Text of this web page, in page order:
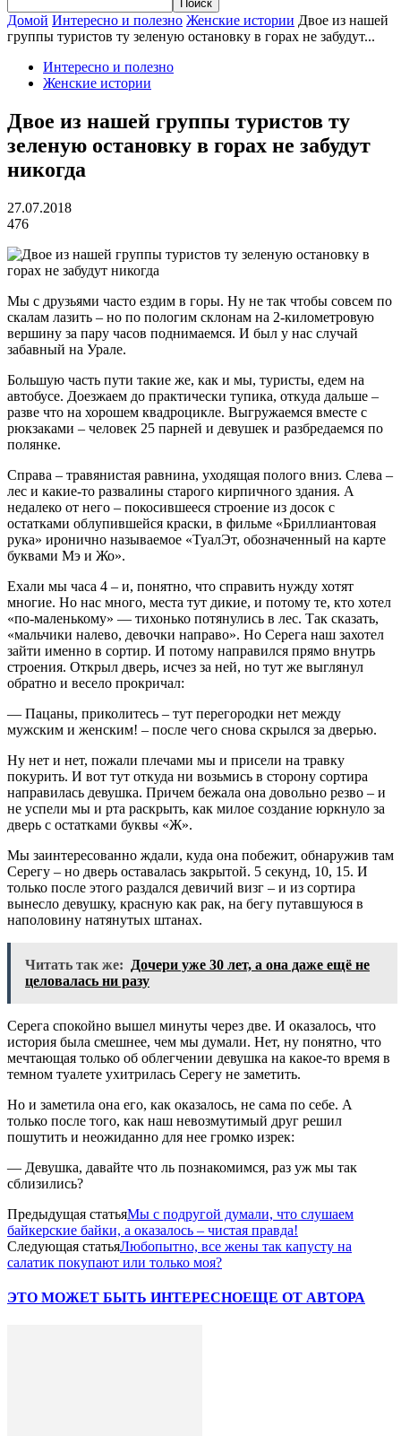
Домой Интересно и полезно Женские истории Двое из нашей
группы туристов ту зеленую остановку в горах не забудут...
Интересно и полезно
Женские истории
Двое из нашей группы туристов ту
зеленую остановку в горах не забудут
никогда
27.07.2018
476
Мы с друзьями часто ездим в горы. Ну не так чтобы совсем по
скалам лазить – но по пологим склонам на 2-километровую
вершину за пару часов поднимаемся. И был у нас случай
забавный на Урале.
Большую часть пути такие же, как и мы, туристы, едем на
автобусе. Доезжаем до практически тупика, откуда дальше –
разве что на хорошем квадроцикле. Выгружаемся вместе с
рюкзаками – человек 25 парней и девушек и разбредаемся по
полянке.
Справа – травянистая равнина, уходящая полого вниз. Слева –
лес и какие-то развалины старого кирпичного здания. А
недалеко от него – покосившееся строение из досок с
остатками облупившейся краски, в фильме «Бриллиантовая
рука» иронично называемое «ТуалЭт, обозначенный на карте
буквами Мэ и Жо».
Ехали мы часа 4 – и, понятно, что справить нужду хотят
многие. Но нас много, места тут дикие, и потому те, кто хотел
«по-маленькому» — тихонько потянулись в лес. Так сказать,
«мальчики налево, девочки направо». Но Серега наш захотел
зайти именно в сортир. И потому направился прямо внутрь
строения. Открыл дверь, исчез за ней, но тут же выглянул
обратно и весело прокричал:
— Пацаны, приколитесь – тут перегородки нет между
мужским и женским! – после чего снова скрылся за дверью.
Ну нет и нет, пожали плечами мы и присели на травку
покурить. И вот тут откуда ни возьмись в сторону сортира
направилась девушка. Причем бежала она довольно резво – и
не успели мы и рта раскрыть, как милое создание юркнуло за
дверь с остатками буквы «Ж».
Мы заинтересованно ждали, куда она побежит, обнаружив там
Серегу – но дверь оставалась закрытой. 5 секунд, 10, 15. И
только после этого раздался девичий визг – и из сортира
вынесло девушку, красную как рак, на бегу путавшуюся в
наполовину натянутых штанах.
Читать так же:
Дочери уже 30 лет, а она даже ещё не
целовалась ни разу
Серега спокойно вышел минуты через две. И оказалось, что
история была смешнее, чем мы думали. Нет, ну понятно, что
мечтающая только об облегчении девушка на какое-то время в
темном туалете ухитрилась Серегу не заметить.
Но и заметила она его, как оказалось, не сама по себе. А
только после того, как наш невозмутимый друг решил
пошутить и неожиданно для нее громко изрек:
— Девушка, давайте что ль познакомимся, раз уж мы так
сблизились?
Предыдущая статьяМы с подругой думали, что слушаем
байкерские байки, а оказалось – чистая правда!
Следующая статьяЛюбопытно, все жены так капусту на
салатик покупают или только моя?
ЭТО МОЖЕТ БЫТЬ ИНТЕРЕСНОЕЩЕ ОТ АВТОРА